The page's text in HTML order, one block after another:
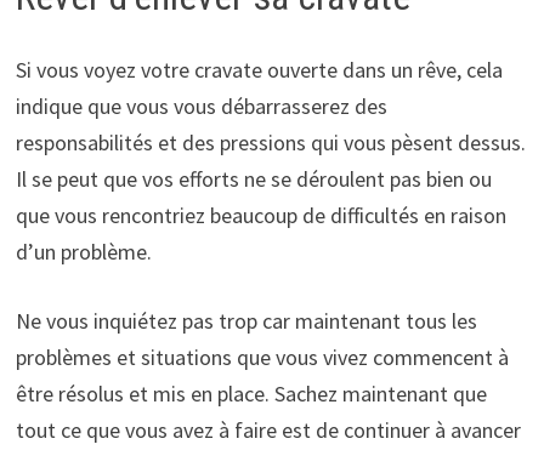
Si vous voyez votre cravate ouverte dans un rêve, cela
indique que vous vous débarrasserez des
responsabilités et des pressions qui vous pèsent dessus.
Il se peut que vos efforts ne se déroulent pas bien ou
que vous rencontriez beaucoup de difficultés en raison
d’un problème.
Ne vous inquiétez pas trop car maintenant tous les
problèmes et situations que vous vivez commencent à
être résolus et mis en place. Sachez maintenant que
tout ce que vous avez à faire est de continuer à avancer